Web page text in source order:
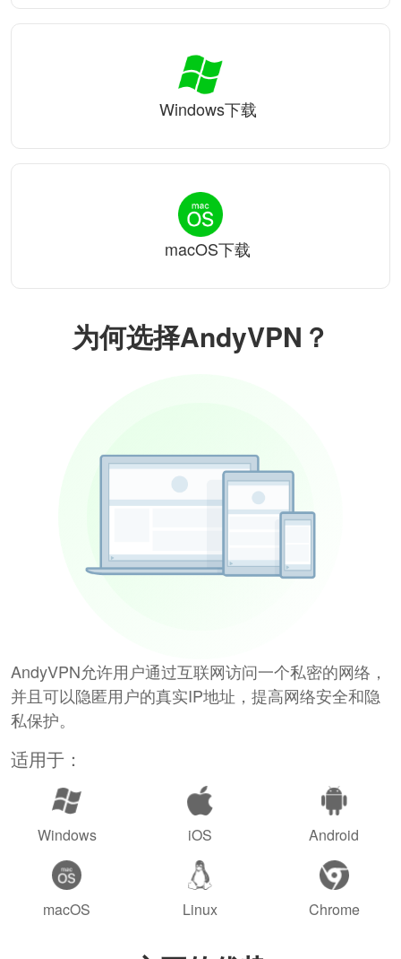
为何选择AndyVPN？
AndyVPN允许用户通过互联网访问一个私密的网络，
并且可以隐匿用户的真实IP地址，提高网络安全和隐
私保护。
适用于：
Windows iOS Android
macOS Linux Chrome
Windows下载
macOS下载